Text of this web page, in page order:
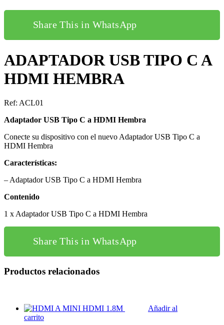
Share This in WhatsApp
ADAPTADOR USB TIPO C A
HDMI HEMBRA
Ref: ACL01
Adaptador USB Tipo C a HDMI Hembra
Conecte su dispositivo con el nuevo Adaptador USB Tipo C a
HDMI Hembra
Características:
– Adaptador USB Tipo C a HDMI Hembra
Contenido
1 x Adaptador USB Tipo C a HDMI Hembra
Share This in WhatsApp
Productos relacionados
Añadir al
carrito